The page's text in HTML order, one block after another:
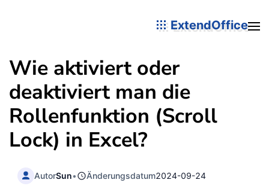
ExtendOffice
Wie aktiviert oder
deaktiviert man die
Rollenfunktion (Scroll
Lock) in Excel?
AutorSun• Änderungsdatum2024-09-24